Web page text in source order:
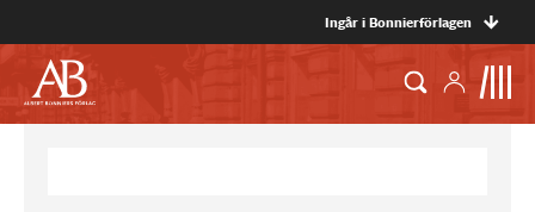
Ingår i Bonnierförlagen